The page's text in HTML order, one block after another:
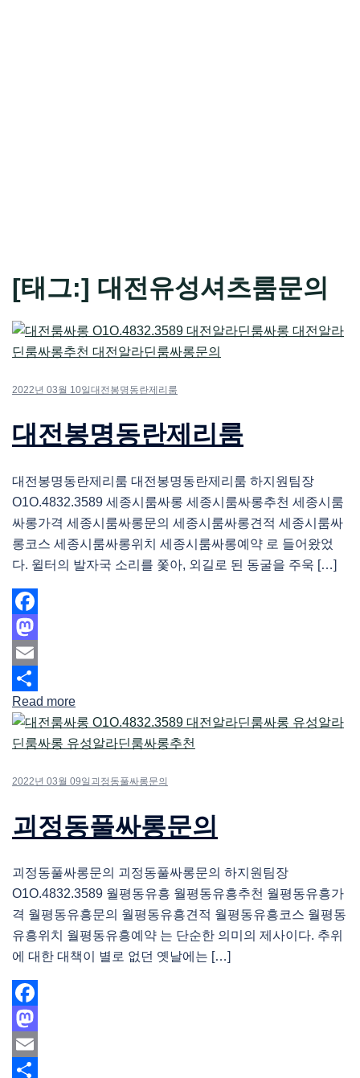
[태그:] 대전유성셔츠룸문의
2022년 03월 10일대전봉명동란제리룸
대전봉명동란제리룸
대전봉명동란제리룸 대전봉명동란제리룸 하지원팀장
O1O.4832.3589 세종시룸싸롱 세종시룸싸롱추천 세종시룸
싸롱가격 세종시룸싸롱문의 세종시룸싸롱견적 세종시룸싸
롱코스 세종시룸싸롱위치 세종시룸싸롱예약 로 들어왔었
다. 윌터의 발자국 소리를 쫓아, 외길로 된 동굴을 주욱 […]
Facebook
Mastodon
Email
Share
Read more
2022년 03월 09일 괴정동풀싸롱문의
괴정동풀싸롱문의
괴정동풀싸롱문의 괴정동풀싸롱문의 하지원팀장
O1O.4832.3589 월평동유흥 월평동유흥추천 월평동유흥가
격 월평동유흥문의 월평동유흥견적 월평동유흥코스 월평동
유흥위치 월평동유흥예약 는 단순한 의미의 제사이다. 추위
에 대한 대책이 별로 없던 옛날에는 […]
Facebook
Mastodon
Email